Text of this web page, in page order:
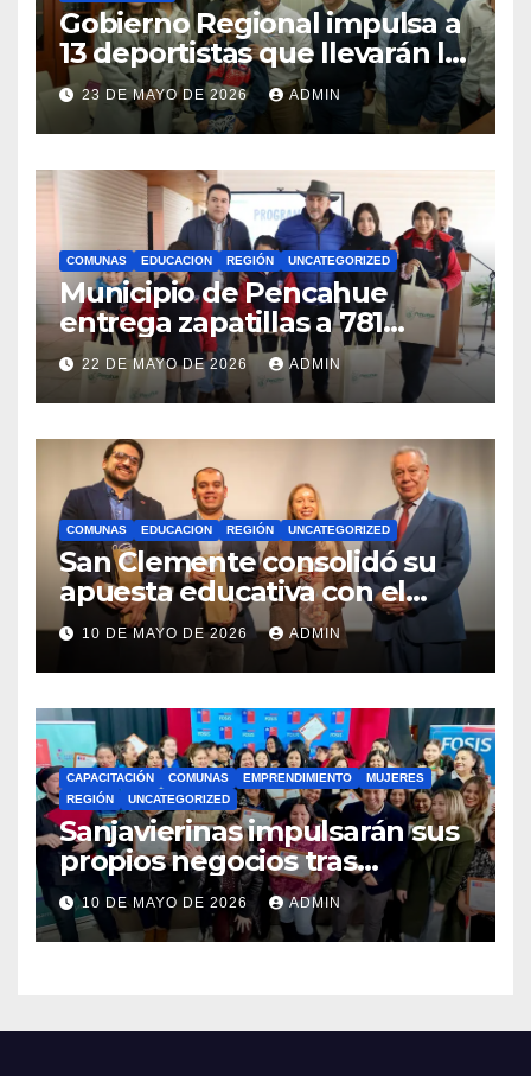
Gobierno Regional impulsa a
13 deportistas que llevarán la
bandera maulina a
competencias
internacionales
23 DE MAYO DE 2026 ADMIN
COMUNAS EDUCACION REGIÓN UNCATEGORIZED
Municipio de Pencahue
entrega zapatillas a 781
estudiantes con recursos del
Royalty Minero
22 DE MAYO DE 2026 ADMIN
COMUNAS EDUCACION REGIÓN UNCATEGORIZED
San Clemente consolidó su
apuesta educativa con el
lanzamiento del
Preuniversitario Brotes 2026
10 DE MAYO DE 2026 ADMIN
CAPACITACIÓN COMUNAS EMPRENDIMIENTO
MUJERES
REGIÓN
UNCATEGORIZED
Sanjavierinas impulsarán sus
propios negocios tras
capacitarse junto al FOSIS
10 DE MAYO DE 2026 ADMIN